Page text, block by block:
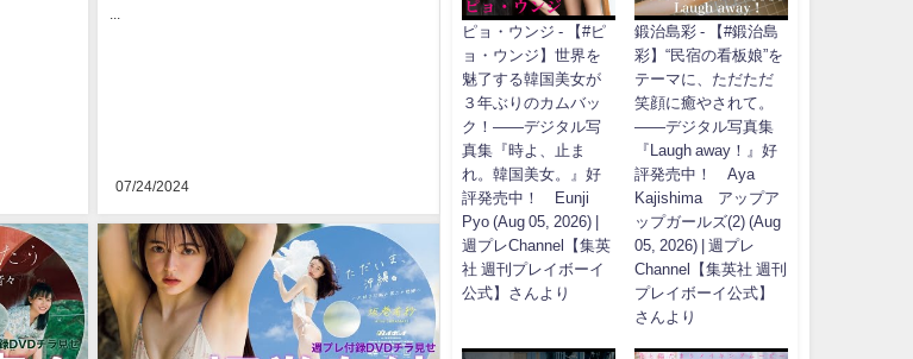
07/24/2024
ピョ・ウンジ - 【#ピ
ョ・ウンジ】世界を
魅了する韓国美女が
３年ぶりのカムバッ
ク！――デジタル写
真集『時よ、止ま
れ。韓国美女。』好
評発売中！ Eunji
Pyo (Aug 05, 2026) |
週プレChannel【集英
社 週刊プレイボーイ
公式】さんより
鍛治島彩 - 【#鍛治島
彩】“民宿の看板娘”を
テーマに、ただただ
笑顔に癒やされて。
――デジタル写真集
『Laugh away！』好
評発売中！ Aya
Kajishima アップア
ップガールズ(2) (Aug
05, 2026) | 週プレ
Channel【集英社 週刊
プレイボーイ公式】
さんより